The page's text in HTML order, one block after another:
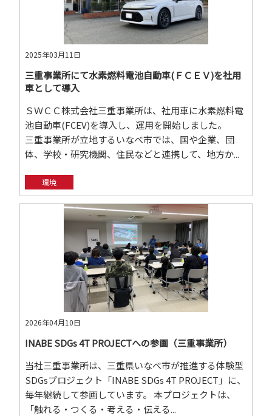
2025年03月11日
三重事業所にて水素燃料電池自動車(ＦＣＥＶ)を社用
車として導入
ＳＷＣＣ株式会社三重事業所は、社用車に水素燃料電
池自動車(FCEV)を導入し、運用を開始しました。
三重事業所が立地するいなべ市では、国や企業、団
体、学校・研究機関、住民などと連携して、地方か...
環境
2026年04月10日
INABE SDGs 4T PROJECTへの参画（三重事業所）
当社三重事業所は、三重県いなべ市が推進する体験型
SDGsプロジェクト「INABE SDGs 4T PROJECT」に、
毎年継続して参画しています。 本プロジェクトは、
「触れる・つくる・考える・伝える...